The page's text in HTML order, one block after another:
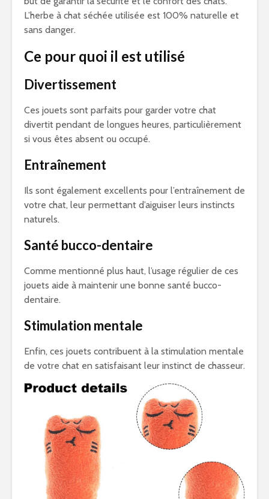
L’herbe à chat séchée utilisée est 100% naturelle et
sans danger.
Ce pour quoi il est utilisé
Divertissement
Ces jouets sont parfaits pour garder votre chat
divertit pendant de longues heures, particulièrement
si vous êtes absent ou occupé.
Entraînement
Ils sont également excellents pour l’entraînement de
votre chat, leur permettant d’aiguiser leurs instincts
naturels.
Santé bucco-dentaire
Comme mentionné plus haut, l’usage régulier de ces
jouets aide à maintenir une bonne santé bucco-
dentaire.
Stimulation mentale
Enfin, ces jouets contribuent à la stimulation mentale
de votre chat en satisfaisant leur instinct de chasseur.